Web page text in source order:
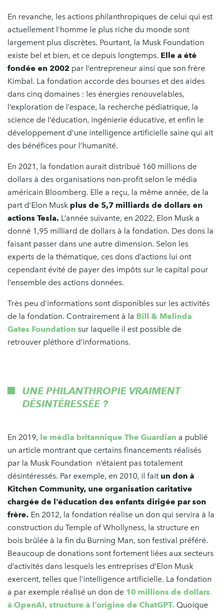
En revanche, les actions philanthropiques de celui qui est
actuellement l’homme le plus riche du monde sont
largement plus discrètes. Pourtant, la Musk Foundation
existe bel et bien, et ce depuis longtemps. Elle a été
fondée en 2002 par l’entrepreneur ainsi que son frère
Kimbal. La fondation accorde des bourses et des aides
dans cinq domaines : les énergies renouvelables,
l’exploration de l’espace, la recherche pédiatrique, la
science de l’éducation, ingénierie éducative, et enfin le
développement d’une intelligence artificielle saine qui ait
des bénéfices pour l’humanité.
En 2021, la fondation aurait distribué 160 millions de
dollars à des organisations non-profit selon le média
américain Bloomberg. Elle a reçu, la même année, de la
part d’Elon Musk plus de 5,7 milliards de dollars en
actions Tesla. L’année suivante, en 2022, Elon Musk a
donné 1,95 milliard de dollars à la fondation. Des dons la
faisant passer dans une autre dimension. Selon les
experts de la thématique, ces dons d’actions lui ont
cependant évité de payer des impôts sur le capital pour
l’ensemble des actions données.
Très peu d’informations sont disponibles sur les activités
de la fondation. Contrairement à la Bill & Melinda
Gates Foundation sur laquelle il est possible de
retrouver pléthore d’informations.
UNE PHILANTHROPIE VRAIMENT
DÉSINTÉRESSÉE ?
En 2019, le média britannique The Guardian a publié
un article montrant que certains financements réalisés
par la Musk Foundation n’étaient pas totalement
désintéressés. Par exemple, en 2010, il fait un don à
Kitchen Community, une organisation caritative
chargée de l’éducation des enfants dirigée par son
frère. En 2012, la fondation réalise un don qui servira à la
construction du Temple of Whollyness, la structure en
bois brûlée à la fin du Burning Man, son festival préféré.
Beaucoup de donations sont fortement liées aux secteurs
d’activités dans lesquels les entreprises d’Elon Musk
exercent, telles que l’intelligence artificielle. La fondation
a par exemple réalisé un don de 10 millions de dollars
à OpenAI, structure à l’origine de ChatGPT. Quoique